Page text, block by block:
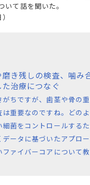
て話を聞いた。
き残しの検査、噛み
治療につなぐ
ちですが、歯茎や骨の重
重要なのですね。どの
細菌をコントロールする
ータに基づいたアプロ
ァイバーコアについて教